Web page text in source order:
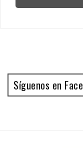
Síguenos en